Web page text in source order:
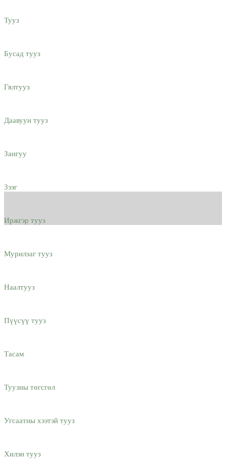
Тууз
Бусад тууз
Гялтууз
Даавуун тууз
Зангуу
Зээг
Иржгэр тууз
Мурилзаг тууз
Наалтууз
Пүүсүү тууз
Тасам
Туузны төгсгөл
Угсаатны хээтэй тууз
Хилэн тууз